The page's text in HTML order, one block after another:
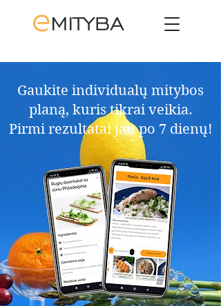
Gaukite individualų mitybos
planą, kuris tikrai veikia.​
Pirmi rezultatai jau po 7 dienų!